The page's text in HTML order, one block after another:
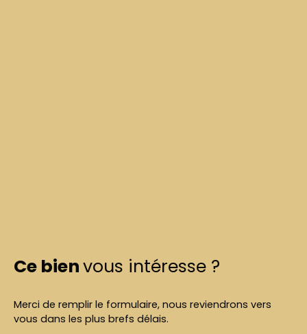
Ce bienvous intéresse ?
Merci de remplir le formulaire, nous reviendrons vers
vous dans les plus brefs délais.